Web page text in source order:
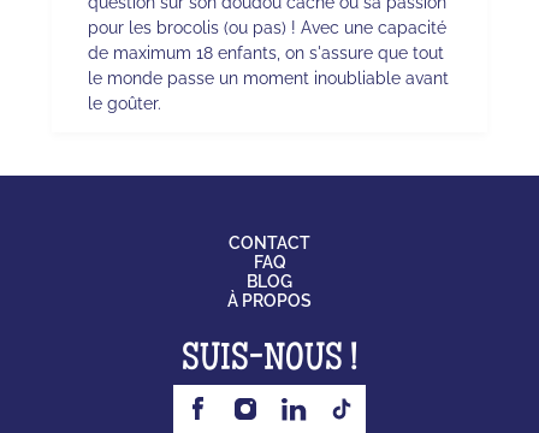
pour les brocolis (ou pas) ! Avec une capacité
de maximum 18 enfants, on s'assure que tout
le monde passe un moment inoubliable avant
le goûter.
CONTACT
FAQ
BLOG
À PROPOS
SUIS-NOUS !